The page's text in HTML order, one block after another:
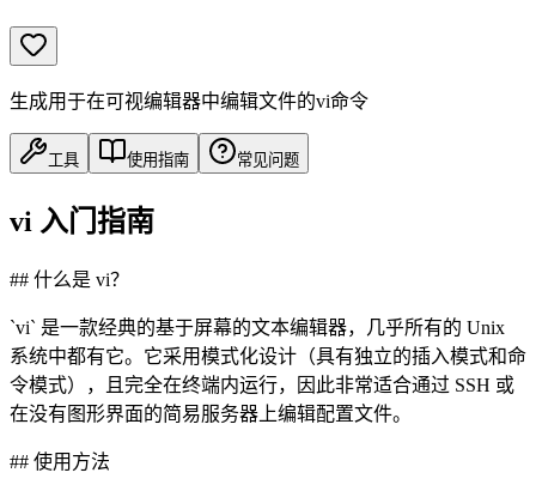
生成用于在可视编辑器中编辑文件的vi命令
工具 使用指南 常见问题
vi 入门指南
## 什么是 vi？
`vi` 是一款经典的基于屏幕的文本编辑器，几乎所有的 Unix
系统中都有它。它采用模式化设计（具有独立的插入模式和命
令模式），且完全在终端内运行，因此非常适合通过 SSH 或
在没有图形界面的简易服务器上编辑配置文件。
## 使用方法